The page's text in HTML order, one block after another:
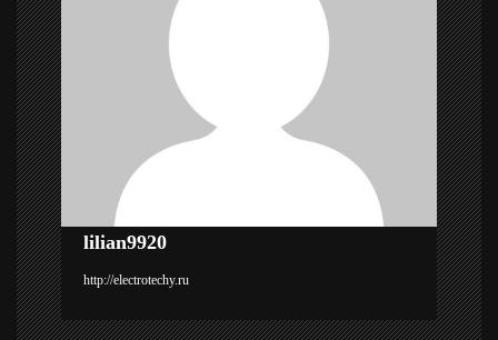
п
о
з
а
п
и
с
lilian9920
http://electrotechy.ru